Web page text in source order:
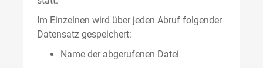
Im Einzelnen wird über jeden Abruf folgender
Datensatz gespeichert:
Name der abgerufenen Datei